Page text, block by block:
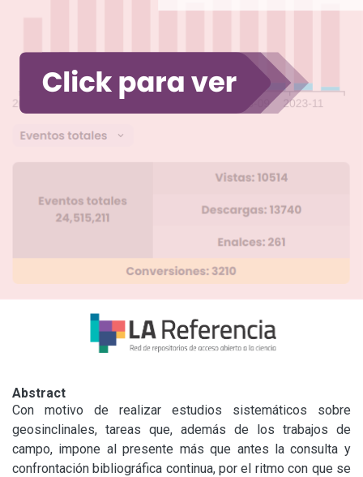
Abstract
Con motivo de realizar estudios sistemáticos sobre
geosinclinales, tareas que, además de los trabajos de
campo, impone al presente más que antes la consulta y
confrontación bibliográfica continua, por el ritmo con que se